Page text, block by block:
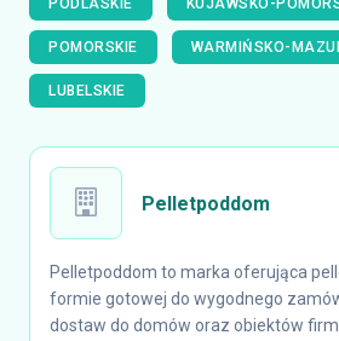
PODLASKIE KUJAWSKO-
POMORSKIE WARMIŃSKO-
LUBELSKIE
Pelletpoddom
Pelletpoddom to marka oferująca
formie gotowej do wygodnego
dostaw do domów oraz obiektów